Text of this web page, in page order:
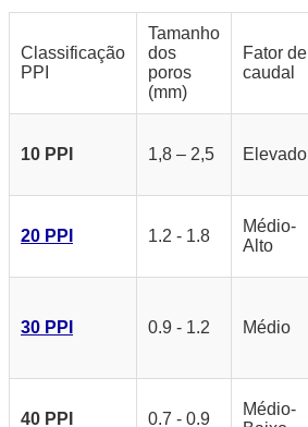
Classificação
PPI
Tamanho
dos
poros
(mm)
Fator de
caudal
10 PPI 1,8 – 2,5 Elevado
20 PPI 1.2 - 1.8
Médio-
Alto
30 PPI 0.9 - 1.2 Médio
40 PPI 0.7 - 0.9
Médio-